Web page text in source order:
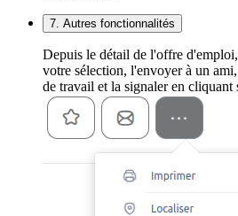
7. Autres fonctionnalités
Depuis le détail de l'offre
votre sélection, l'envoyer à un
de travail et la signaler en cliquant